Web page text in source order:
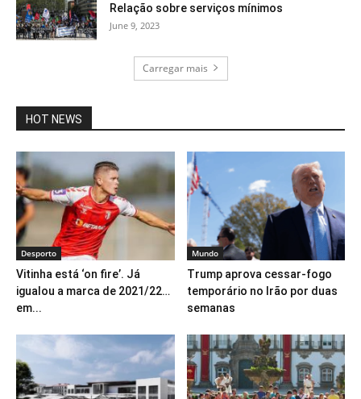
Relação sobre serviços mínimos
June 9, 2023
Carregar mais
HOT NEWS
Desporto
Vitinha está ‘on fire’. Já
igualou a marca de 2021/22…
em...
Mundo
Trump aprova cessar-fogo
temporário no Irão por duas
semanas